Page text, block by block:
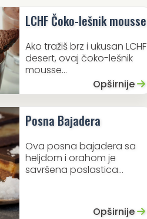
LCHF Čoko-lešnik mousse
Ako tražiš brz i ukusan LCHF
desert, ovaj čoko-lešnik
mousse...
Opširnije
Posna Bajadera
Ova posna bajadera sa
heljdom i orahom je
savršena poslastica...
Opširnije